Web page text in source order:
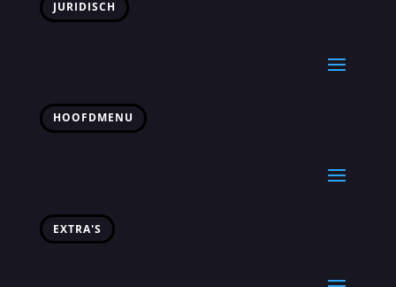
JURIDISCH
HOOFDMENU
EXTRA'S